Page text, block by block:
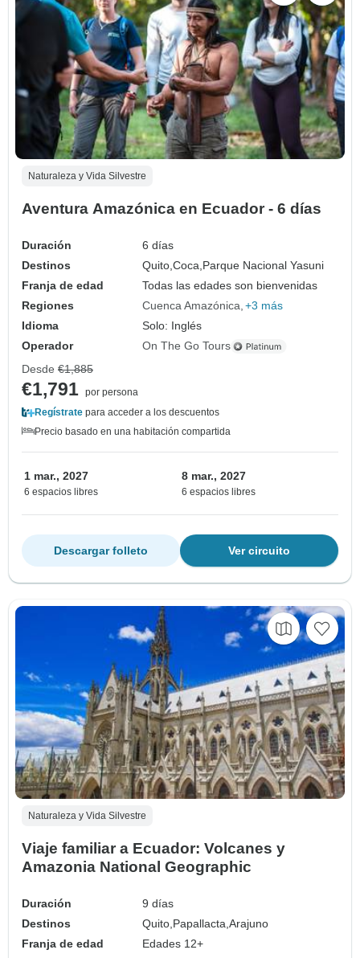
Naturaleza y Vida Silvestre
Aventura Amazónica en Ecuador - 6 días
Duración
6 días
Destinos
Quito,Coca,Parque Nacional Yasuni
Franja de edad
Todas las edades son bienvenidas
Regiones
Cuenca Amazónica +3 más
Idioma
Solo: Inglés
Operador
On The Go Tours
Desde €1,885
€1,791 por persona
Regístrate para acceder a los descuentos
Precio basado en una habitación compartida
1 mar., 2027
6 espacios libres
8 mar., 2027
6 espacios libres
Ver circuito
Descargar folleto
Naturaleza y Vida Silvestre
Viaje familiar a Ecuador: Volcanes y
Amazonia National Geographic
Duración
9 días
Destinos
Quito, Papallacta,Arajuno
Franja de edad
Edades 12+